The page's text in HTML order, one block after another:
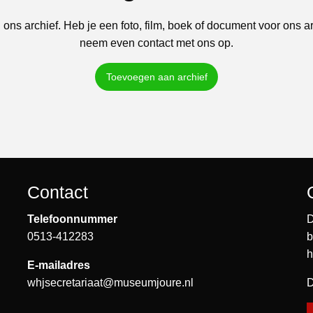
archief. Heb je een foto, film, boek of document voor ons
neem even contact met ons op.
Toevoegen aan archief
Contact
Telefoonnummer
0513-412283
E-mailadres
whjsecretariaat@museumjoure.nl